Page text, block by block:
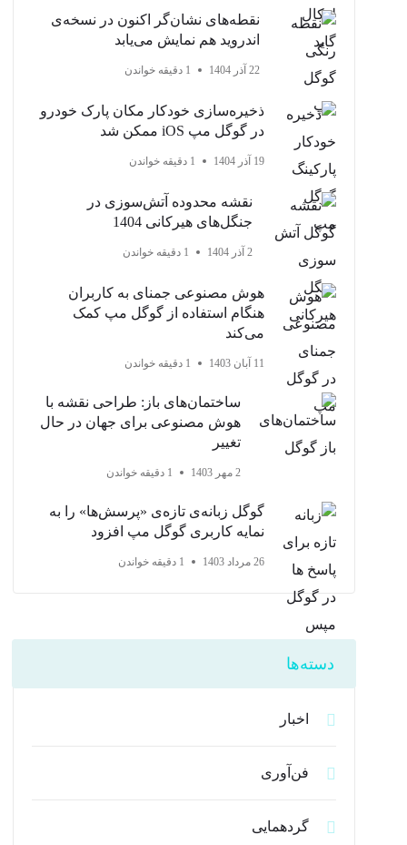
نقطه‌های نشان‌گر اکنون در نسخه‌ی
اندروید هم نمایش می‌یابد
22 آذر 1404 1 دقیقه خواندن
ذخیره‌سازی خودکار مکان پارک خودرو
در گوگل مپ iOS ممکن شد
19 آذر 1404 1 دقیقه خواندن
نقشه محدوده آتش‌سوزی در
جنگل‌های هیرکانی 1404
2 آذر 1404 1 دقیقه خواندن
هوش مصنوعی جمنای به کاربران
هنگام استفاده از گوگل مپ کمک
می‌کند
11 آبان 1403 1 دقیقه خواندن
ساختمان‌های باز: طراحی نقشه با
هوش مصنوعی برای جهان در حال
تغییر
2 مهر 1403 1 دقیقه خواندن
گوگل زبانه‌ی تازه‌ی «پرسش‌ها» را به
نمایه کاربری گوگل مپ افزود
26 مرداد 1403 1 دقیقه خواندن
دسته‌ها
اخبار
فن‌آوری
گردهمایی